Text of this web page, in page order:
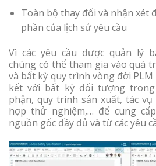
Toàn bộ thay đổi và nhận xét
phần của lịch sử yêu cầu
Vì các yêu cầu được quản lý
chúng có thể tham gia vào quá
và bất kỳ quy trình vòng đời PLM
kết với bất kỳ đối tượng
phận, quy trình sản xuất, tác
hợp thử nghiệm,… để cung
nguồn gốc đầy đủ và từ các yêu